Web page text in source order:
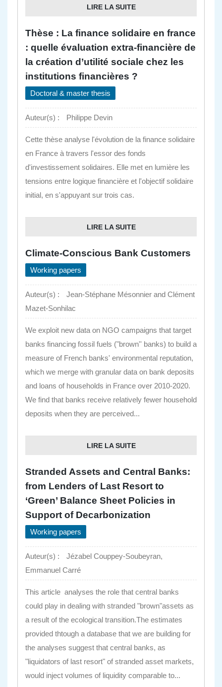
LIRE LA SUITE
Thèse : La finance solidaire en france
: quelle évaluation extra-financière de
la création d’utilité sociale chez les
institutions financières ?
Doctoral & master thesis
Auteur(s) : Philippe Devin
Cette thèse analyse l'évolution de la finance solidaire
en France à travers l'essor des fonds
d'investissement solidaires. Elle met en lumière les
tensions entre logique financière et l'objectif solidaire
initial, en s'appuyant sur trois cas.
LIRE LA SUITE
Climate-Conscious Bank Customers
Working papers
Auteur(s) :
Jean-Stéphane Mésonnier and Clément
Mazet-Sonhilac
We exploit new data on NGO campaigns that target
banks financing fossil fuels ("brown'' banks) to build a
measure of French banks' environmental reputation,
which we merge with granular data on bank deposits
and loans of households in France over 2010-2020.
We find that banks receive relatively fewer household
deposits when they are perceived...
LIRE LA SUITE
Stranded Assets and Central Banks:
from Lenders of Last Resort to
‘Green’ Balance Sheet Policies in
Support of Decarbonization
Working papers
Auteur(s) :
Jézabel Couppey-Soubeyran,
Emmanuel Carré
This article analyses the role that central banks
could play in dealing with stranded "brown"assets as
a result of the ecological transition.The estimates
provided thtough a database that we are building for
the analyses suggest that central banks, as
"liquidators of last resort" of stranded asset markets,
would inject volumes of liquidity comparable to...